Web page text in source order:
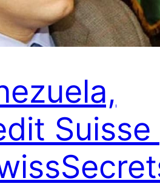
Suisse